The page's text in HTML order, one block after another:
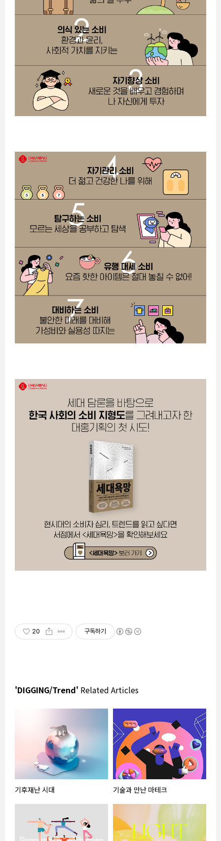
20 구독하기
'DIGGING/Trend' Related Articles
기후재난 시대 기술과 만난 마테크